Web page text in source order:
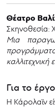
Θέατρο
Σκηνοθεσία:
Μια
Για το έργο
Η Κάρολαϊν